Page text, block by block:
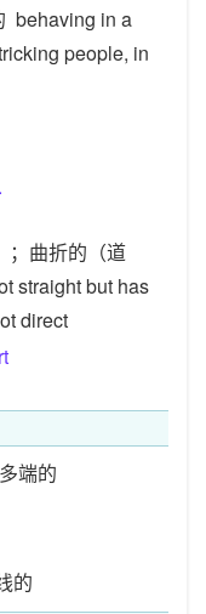
behaving in a
people, in
；曲折的（道
straight but has
direct
端的
的